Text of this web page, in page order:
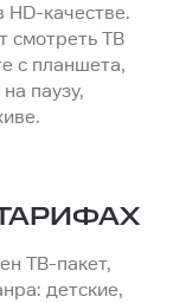
качестве.
смотреть ТВ
с планшета,
паузу,
ТВ-пакет,
детские,